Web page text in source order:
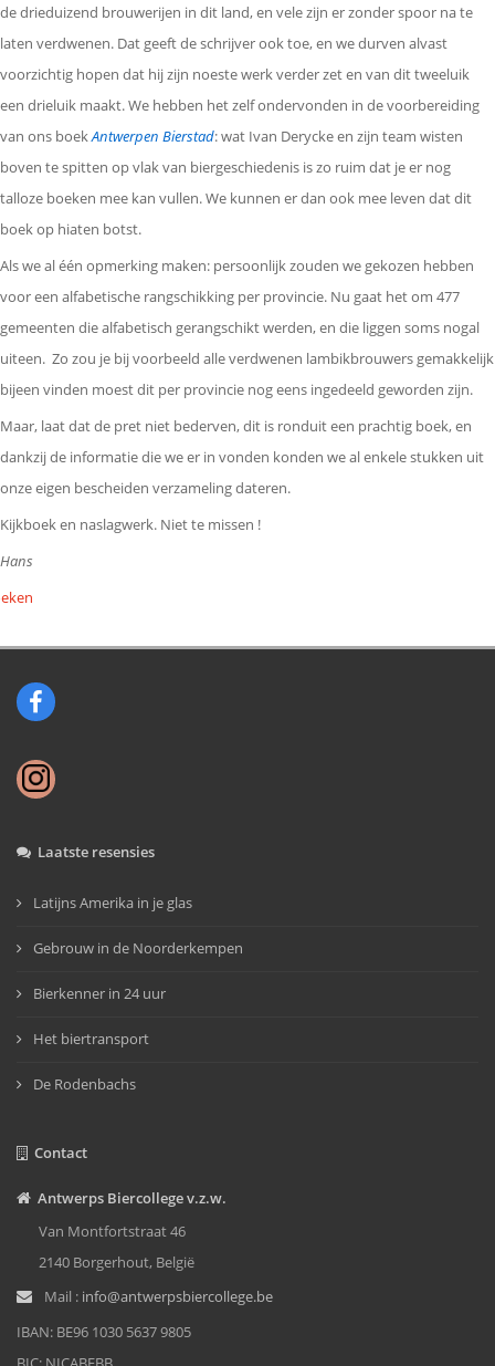
de drieduizend brouwerijen in dit land, en vele zijn er zonder spoor na te
laten verdwenen. Dat geeft de schrijver ook toe, en we durven alvast
voorzichtig hopen dat hij zijn noeste werk verder zet en van dit tweeluik
een drieluik maakt. We hebben het zelf ondervonden in de voorbereiding
van ons boekAntwerpen Bierstad: wat Ivan Derycke en zijn team wisten
boven te spitten op vlak van biergeschiedenis is zo ruim dat je er nog
talloze boeken mee kan vullen. We kunnen er dan ook mee leven dat dit
boek op hiaten botst.
Als we al één opmerking maken: persoonlijk zouden we gekozen hebben
voor een alfabetische rangschikking per provincie. Nu gaat het om 477
gemeenten die alfabetisch gerangschikt werden, en die liggen soms nogal
uiteen. Zo zou je bij voorbeeld alle verdwenen lambikbrouwers gemakkelijk
bijeen vinden moest dit per provincie nog eens ingedeeld geworden zijn.
Maar, laat dat de pret niet bederven, dit is ronduit een prachtig boek, en
dankzij de informatie die we er in vonden konden we al enkele stukken uit
onze eigen bescheiden verzameling dateren.
Kijkboek en naslagwerk. Niet te missen !
Hans
Laatste resensies
Latijns Amerika in je glas
Gebrouw in de Noorderkempen
Bierkenner in 24 uur
Het biertransport
De Rodenbachs
Contact
Antwerps Biercollege v.z.w.
Van Montfortstraat 46
2140 Borgerhout, België
Mail : info@antwerpsbiercollege.be
IBAN: BE96 1030 5637 9805